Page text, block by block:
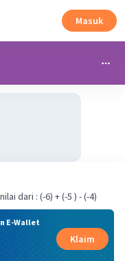
Masuk
dari : (-6) + (-5 ) - (-4)
E-Wallet
Klaim